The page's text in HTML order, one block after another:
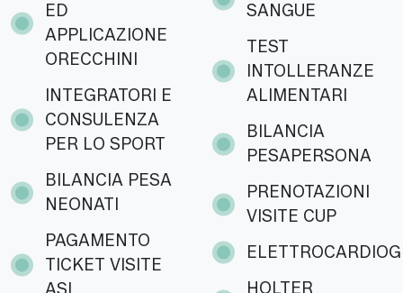
ED
APPLICAZIONE
ORECCHINI
INTEGRATORI E
CONSULENZA
PER LO SPORT
BILANCIA PESA
NEONATI
PAGAMENTO
TICKET VISITE
ASL
SANGUE
TEST
INTOLLERANZE
ALIMENTARI
BILANCIA
PESAPERSONA
PRENOTAZIONI
VISITE CUP
HOLTER